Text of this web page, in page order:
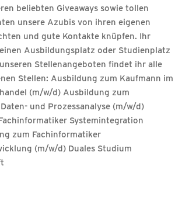
beliebten Giveaways sowie tollen
unsere Azubis von ihren eigenen
und gute Kontakte knüpfen. Ihr
Ausbildungsplatz oder Studienplatz
Stellenangeboten findet ihr alle
Stellen: Ausbildung zum Kaufmann im
(m/w/d) Ausbildung zum
und Prozessanalyse (m/w/d)
Systemintegration
zum Fachinformatiker
(m/w/d) Duales Studium